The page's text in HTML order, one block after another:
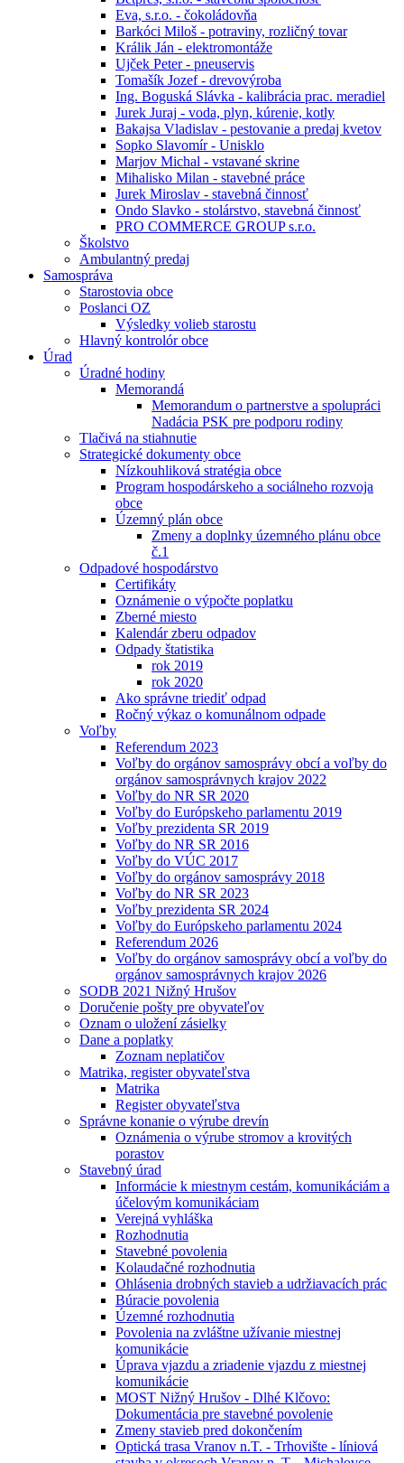
Eva, s.r.o. - čokoládovňa
Barkóci Miloš - potraviny, rozličný tovar
Králik Ján - elektromontáže
Ujček Peter - pneuservis
Tomašík Jozef - drevovýroba
Ing. Boguská Slávka - kalibrácia prac. meradiel
Jurek Juraj - voda, plyn, kúrenie, kotly
Bakajsa Vladislav - pestovanie a predaj kvetov
Sopko Slavomír - Unisklo
Marjov Michal - vstavané skrine
Mihalisko Milan - stavebné práce
Jurek Miroslav - stavebná činnosť
Ondo Slavko - stolárstvo, stavebná činnosť
PRO COMMERCE GROUP s.r.o.
Školstvo
Ambulantný predaj
Samospráva
Starostovia obce
Poslanci OZ
Výsledky volieb starostu
Hlavný kontrolór obce
Úrad
Úradné hodiny
Memorandá
Memorandum o partnerstve a spolupráci
Nadácia PSK pre podporu rodiny
Tlačivá na stiahnutie
Strategické dokumenty obce
Nízkouhliková stratégia obce
Program hospodárskeho a sociálneho rozvoja
obce
Územný plán obce
Zmeny a doplnky územného plánu obce
č.1
Odpadové hospodárstvo
Certifikáty
Oznámenie o výpočte poplatku
Zberné miesto
Kalendár zberu odpadov
Odpady štatistika
rok 2019
rok 2020
Ako správne triediť odpad
Ročný výkaz o komunálnom odpade
Voľby
Referendum 2023
Voľby do orgánov samosprávy obcí a voľby do
orgánov samosprávnych krajov 2022
Voľby do NR SR 2020
Voľby do Európskeho parlamentu 2019
Voľby prezidenta SR 2019
Voľby do NR SR 2016
Voľby do VÚC 2017
Voľby do orgánov samosprávy 2018
Voľby do NR SR 2023
Voľby prezidenta SR 2024
Voľby do Európskeho parlamentu 2024
Referendum 2026
Voľby do orgánov samosprávy obcí a voľby do
orgánov samosprávnych krajov 2026
SODB 2021 Nižný Hrušov
Doručenie pošty pre obyvateľov
Oznam o uložení zásielky
Dane a poplatky
Zoznam neplatičov
Matrika, register obyvateľstva
Matrika
Register obyvateľstva
Správne konanie o výrube drevín
Oznámenia o výrube stromov a krovitých
porastov
Stavebný úrad
Informácie k miestnym cestám, komunikáciám a
účelovým komunikáciam
Verejná vyhláška
Rozhodnutia
Stavebné povolenia
Kolaudačné rozhodnutia
Ohlásenia drobných stavieb a udržiavacích prác
Búracie povolenia
Územné rozhodnutia
Povolenia na zvláštne užívanie miestnej
komunikácie
Úprava vjazdu a zriadenie vjazdu z miestnej
komunikácie
MOST Nižný Hrušov - Dlhé Klčovo:
Dokumentácia pre stavebné povolenie
Zmeny stavieb pred dokončením
Optická trasa Vranov n.T. - Trhovište - líniová